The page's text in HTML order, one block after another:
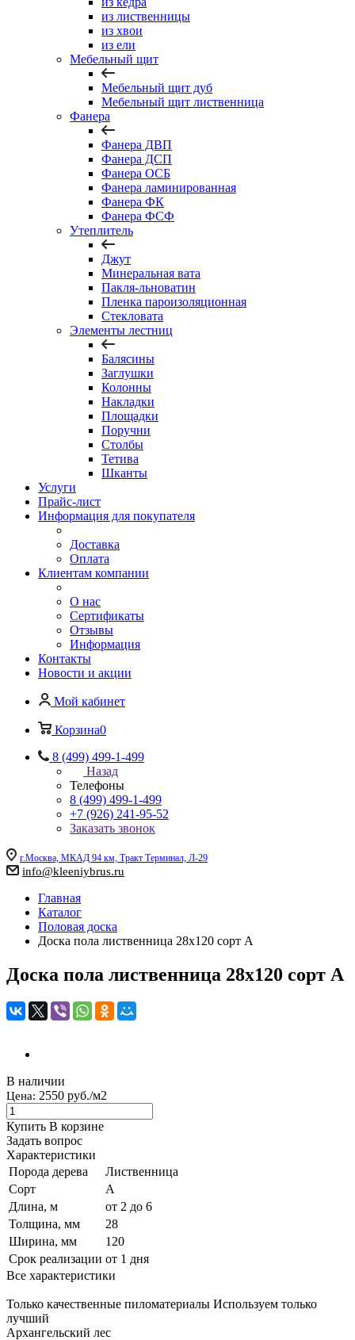
из лиственницы
из хвои
из ели
Мебельный щит
Мебельный щит дуб
Мебельный щит лиственница
Фанера
Фанера ДВП
Фанера ДСП
Фанера ОСБ
Фанера ламинированная
Фанера ФК
Фанера ФСФ
Утеплитель
Джут
Минеральная вата
Пакля-льноватин
Пленка пароизоляционная
Стекловата
Элементы лестниц
Балясины
Заглушки
Колонны
Накладки
Площадки
Поручни
Столбы
Тетива
Шканты
Услуги
Прайс-лист
Информация для покупателя
Доставка
Оплата
Клиентам компании
О нас
Сертификаты
Отзывы
Информация
Контакты
Новости и акции
Мой кабинет
Корзина0
8 (499) 499-1-499
Назад
Телефоны
8 (499) 499-1-499
+7 (926) 241-95-52
Заказать звонок
г.Москва, МКАД 94 км, Тракт Терминал, Л-29
info@kleeniybrus.ru
Главная
Каталог
Половая доска
Доска пола лиственница 28x120 сорт A
Доска пола лиственница 28x120 сорт A
В наличии
Цена: 2550 руб./м2
Купить В корзине
Задать вопрос
Характеристики
Порода дерева
Лиственница
Сорт
А
Длина, м
от 2 до 6
Толщина, мм
28
Ширина, мм
120
Срок реализации от 1 дня
Все характеристики
Только качественные пиломатериалы Используем только
лучший
Архангельский лес